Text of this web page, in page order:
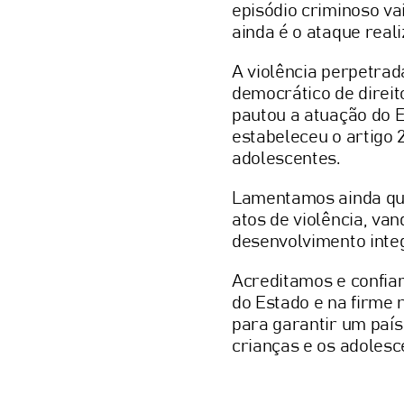
episódio criminoso
ainda é o ataque
A violência
democrático de
pautou a atuação do
estabeleceu o artigo
adolescentes.
Lamentamos ainda
atos de violência,
desenvolvimento
Acreditamos e
do Estado e na firme
para garantir um
crianças e os